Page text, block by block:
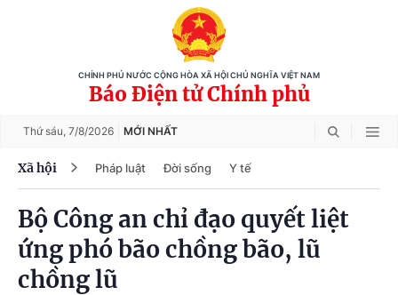
CHÍNH PHỦ NƯỚC CỘNG HÒA XÃ HỘI CHỦ NGHĨA VIỆT NAM
Báo Điện tử Chính phủ
Thứ sáu, 7/8/2026 MỚI NHẤT
Xã hội Pháp luật Đời sống Y tế
Bộ Công an chỉ đạo quyết liệt
ứng phó bão chồng bão, lũ
chồng lũ